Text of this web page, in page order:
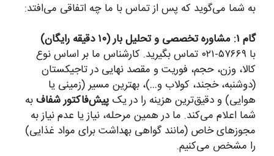
به شما می‌گوید که پس از تماس با ما چه اتفاقی می‌افتد:
گام ۱: مشاوره تخصصی و تحلیل بار (۱۰ دقیقه رایگان)
با ۵۷۶۶۹-۰۲۱ تماس بگیرید. کارشناس ما بر اساس نوع
کالا، وزن، حجم، فوریت و مقصد نهایی در تاجیکستان
(دوشنبه، خجند، کولاب و…)، بهترین مسیر (زمینی یا
هوایی) و دقیق‌ترین هزینه را در یک پیش‌فاکتور شفافبه
شما اعلام می‌کند. ما در همین مرحله، نیاز یا عدم نیاز به
مجوزهای خاص (مانند گواهی بهداشت برای مواد غذایی)
را مشخص می‌کنیم.